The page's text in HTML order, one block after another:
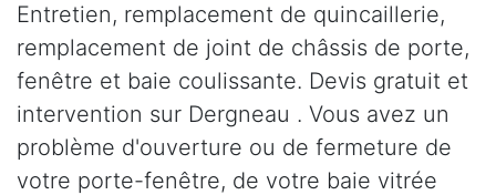
Entretien, remplacement de quincaillerie,
remplacement de joint de châssis de porte,
fenêtre et baie coulissante. Devis gratuit et
intervention sur Dergneau . Vous avez un
problème d'ouverture ou de fermeture de
votre porte-fenêtre, de votre baie vitrée